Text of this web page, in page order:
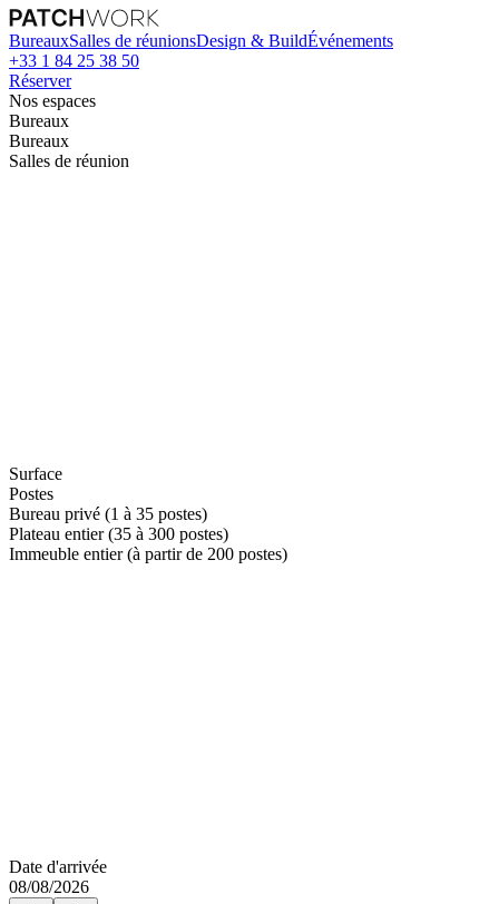
BureauxSalles de réunionsDesign & BuildÉvénements
+33 1 84 25 38 50
Réserver
Nos espaces
Bureaux
Bureaux
Salles de réunion
Surface
Postes
Bureau privé (1 à 35 postes)
Plateau entier (35 à 300 postes)
Immeuble entier (à partir de 200 postes)
Date d'arrivée
08/08/2026